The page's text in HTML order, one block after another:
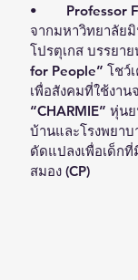
•	Professor Fernando Ribeiro
จากมหาวิทยาลัย
โปรตุเกส บรรยา
for People” โชว์
เพื่อสังคมที่ใช้งาน
“CHARMIE” หุ่น
บ้านและโรงพยาบ
ดัดแปลงเพื่อเด็ก
สมอง (CP)